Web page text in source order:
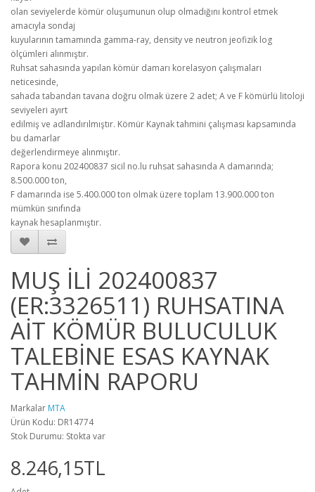
olan seviyelerde kömür oluşumunun olup olmadığını kontrol etmek
amacıyla sondaj
kuyularının tamamında gamma-ray, density ve neutron jeofizik log
ölçümleri alınmıştır.
Ruhsat sahasında yapılan kömür damarı korelasyon çalışmaları
neticesinde,
sahada tabandan tavana doğru olmak üzere 2 adet; A ve F kömürlü litoloji
seviyeleri ayırt
edilmiş ve adlandırılmıştır. Kömür Kaynak tahmini çalışması kapsamında
bu damarlar
değerlendirmeye alınmıştır.
Rapora konu 202400837 sicil no.lu ruhsat sahasında A damarında;
8.500.000 ton,
F damarında ise 5.400.000 ton olmak üzere toplam 13.900.000 ton
mümkün sınıfında
kaynak hesaplanmıştır.
MUŞ İLİ 202400837
(ER:3326511) RUHSATINA
AİT KÖMÜR BULUCULUK
TALEBİNE ESAS KAYNAK
TAHMİN RAPORU
Markalar MTA
Ürün Kodu: DR14774
Stok Durumu: Stokta var
8.246,15TL